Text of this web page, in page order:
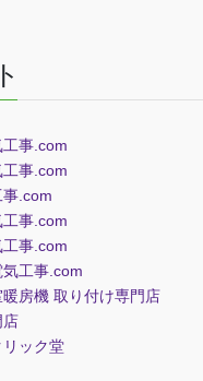
工事.com
工事.com
事.com
工事.com
工事.com
工事.com
房機 取り付け専門店
店
ック堂